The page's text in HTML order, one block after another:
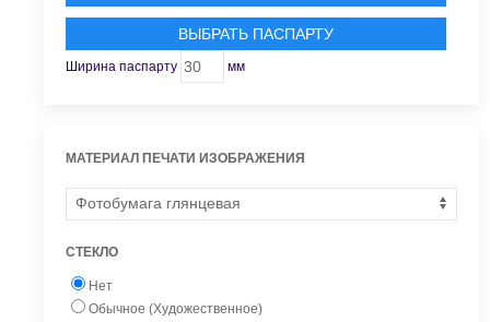
ВЫБРАТЬ ПАСПАРТУ
Ширина паспарту мм
МАТЕРИАЛ ПЕЧАТИ ИЗОБРАЖЕНИЯ
СТЕКЛО
Нет
Обычное (Художественное)